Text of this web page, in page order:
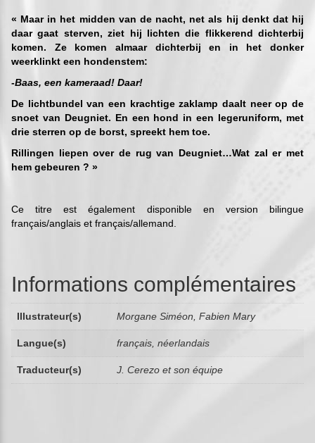
« Maar in het midden van de nacht, net als hij denkt dat hij
daar gaat sterven, ziet hij lichten die flikkerend dichterbij
komen. Ze komen almaar dichterbij en in het donker
weerklinkt een hondenstem:
-Baas, een kameraad! Daar!
De lichtbundel van een krachtige zaklamp daalt neer op de
snoet van Deugniet. En een hond in een legeruniform, met
drie sterren op de borst, spreekt hem toe.
Rillingen liepen over de rug van Deugniet…Wat zal er met
hem gebeuren ? »
Ce titre est également disponible en version bilingue
français/anglais et français/allemand.
Informations complémentaires
Illustrateur(s) Morgane Siméon, Fabien Mary
Langue(s) français, néerlandais
Traducteur(s) J. Cerezo et son équipe